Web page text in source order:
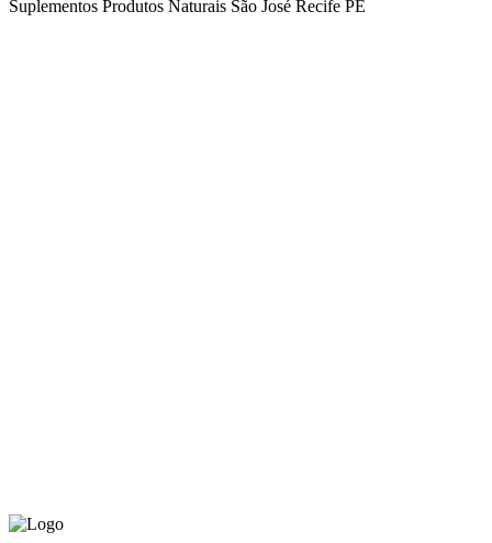
Suplementos Produtos Naturais São José Recife PE